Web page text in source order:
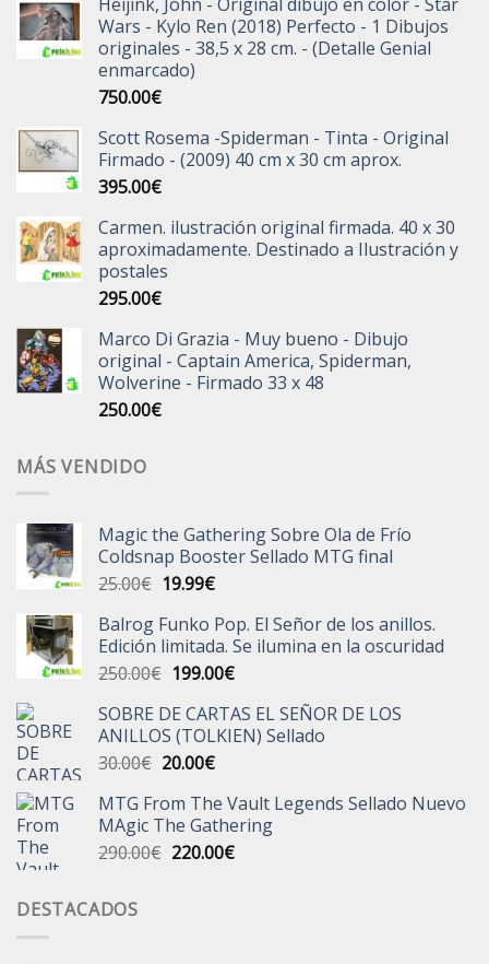
Wars - Kylo Ren (2018) Perfecto - 1 Dibujos
originales - 38,5 x 28 cm. - (Detalle Genial
enmarcado)
750.00€
Scott Rosema -Spiderman - Tinta - Original
Firmado - (2009) 40 cm x 30 cm aprox.
395.00€
Carmen. ilustración original firmada. 40 x 30
aproximadamente. Destinado a Ilustración y
postales
295.00€
Marco Di Grazia - Muy bueno - Dibujo
original - Captain America, Spiderman,
Wolverine - Firmado 33 x 48
250.00€
MÁS VENDIDO
Magic the Gathering Sobre Ola de Frío
Coldsnap Booster Sellado MTG final
25.00€ El
original
era:
25.00€.
19.99€El
actual
es:
19.99€.
Balrog Funko Pop. El Señor de los anillos.
Edición limitada. Se ilumina en la oscuridad
250.00€ El
original
era:
250.00€.
199.00€El
actual
es:
SOBRE DE CARTAS EL SEÑOR DE LOS
ANILLOS (TOLKIEN) Sellado
30.00€ El
original
era:
30.00€.
20.00€El
actual
es:
20.00€.
MTG From The Vault Legends Sellado Nuevo
MAgic The Gathering
290.00€ El
220.00€El
DESTACADOS